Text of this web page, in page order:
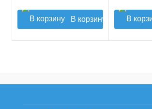
В корзину